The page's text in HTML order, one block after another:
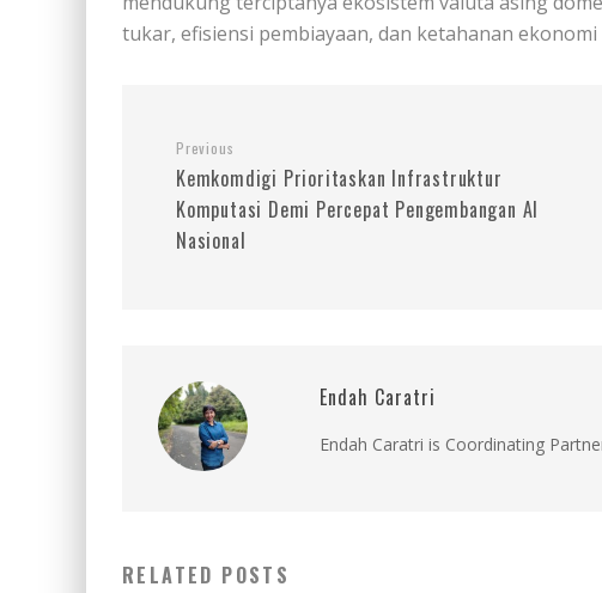
tukar, efisiensi pembiayaan, dan ketahanan
Previous
Kemkomdigi Prioritaskan Infrastruktur
Komputasi Demi Percepat Pengembangan AI
Nasional
Endah Caratri
Endah Caratri is Coordinating
RELATED POSTS